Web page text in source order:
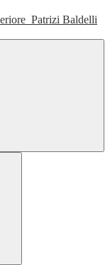
Patrizi Baldelli